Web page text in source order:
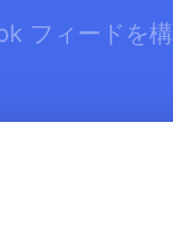
フィードを